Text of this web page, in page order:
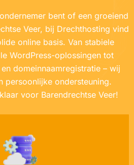
bent of een groeiend
Veer, bij Drechthosting vind
online basis. Van stabiele
WordPress-oplossingen tot
domeinnaamregistratie – wij
persoonlijke ondersteuning.
voor Barendrechtse Veer!